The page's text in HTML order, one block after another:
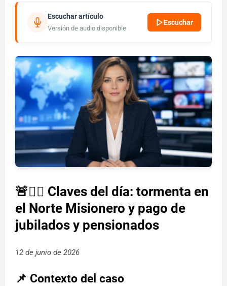
Escuchar artículo
Versión de audio disponible
Escuchar
🚨👮‍♂️ Claves del día: tormenta en
el Norte Misionero y pago de
jubilados y pensionados
12 de junio de 2026
📌 Contexto del caso